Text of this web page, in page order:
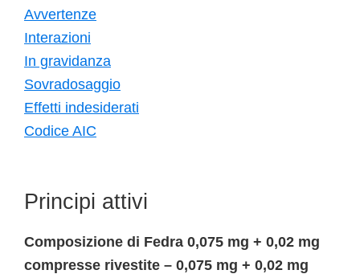
Avvertenze
Interazioni
In gravidanza
Sovradosaggio
Effetti indesiderati
Codice AIC
Principi attivi
Composizione di Fedra 0,075 mg + 0,02 mg
compresse rivestite – 0,075 mg + 0,02 mg